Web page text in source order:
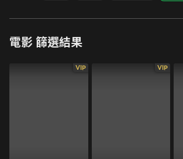
電影篩選結果
VIP VIP